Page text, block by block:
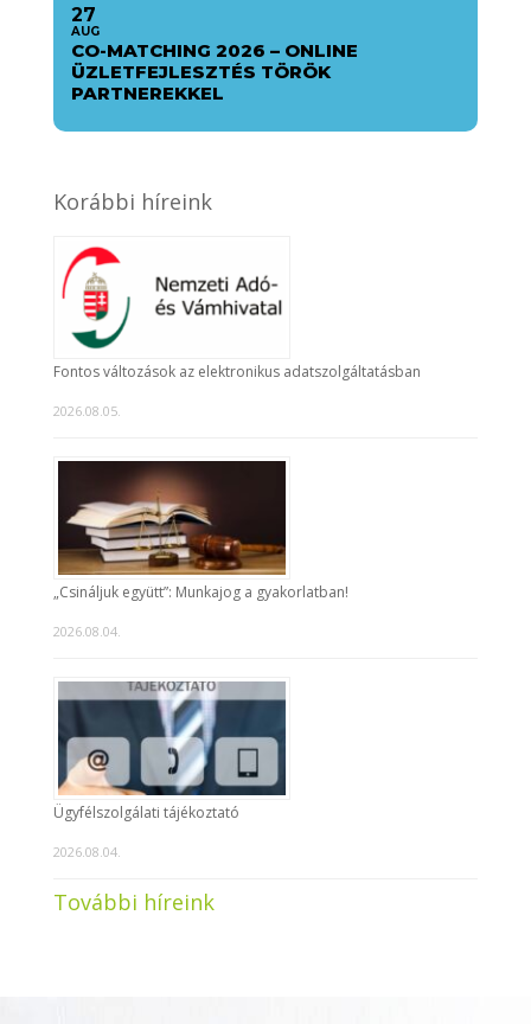
27
AUG
CO-MATCHING 2026 – ONLINE
ÜZLETFEJLESZTÉS TÖRÖK
PARTNEREKKEL
Korábbi híreink
Fontos változások az elektronikus adatszolgáltatásban
2026.08.05.
„Csináljuk együtt”: Munkajog a gyakorlatban!
2026.08.04.
Ügyfélszolgálati tájékoztató
2026.08.04.
További híreink